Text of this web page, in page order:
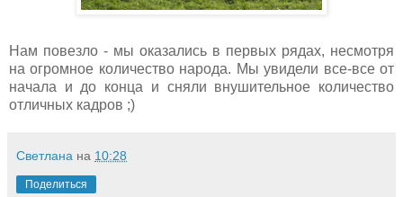
Нам повезло - мы оказались в первых рядах, несмотря
на огромное количество народа. Мы увидели все-все от
начала и до конца и сняли внушительное количество
отличных кадров ;)
Светлана на 10:28
Поделиться